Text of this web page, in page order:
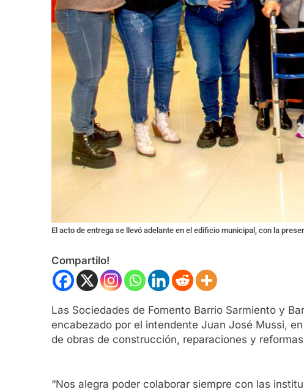
El acto de entrega se llevó adelante en el edificio municipal, con la
Compartilo!
Las Sociedades de Fomento Barrio Sarmiento y
encabezado por el intendente Juan José Mussi,
de obras de construcción, reparaciones y
“Nos alegra poder colaborar siempre con las